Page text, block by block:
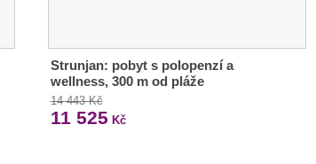
Strunjan: pobyt s polopenzí a
wellness, 300 m od pláže
14 443 Kč
11 525 Kč